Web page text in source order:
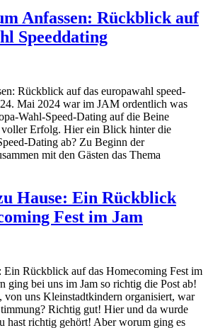
Anfassen: Rückblick auf
Speeddating
Rückblick auf das europawahl speed-
Mai 2024 war im JAM ordentlich was
Wahl-Speed-Dating auf die Beine
voller Erfolg. Hier ein Blick hinter die
Dating ab? Zu Beginn der
mit den Gästen das Thema
Hause: Ein Rückblick
Fest im Jam
Ein Rückblick auf das Homecoming Fest im
ging bei uns im Jam so richtig die Post ab!
von uns Kleinstadtkindern organisiert, war
Richtig gut! Hier und da wurde
hast richtig gehört! Aber worum ging es